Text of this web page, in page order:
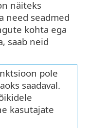
näiteks
need seadmed
kohta ega
saab neid
pole
saadaval.
kasutajate